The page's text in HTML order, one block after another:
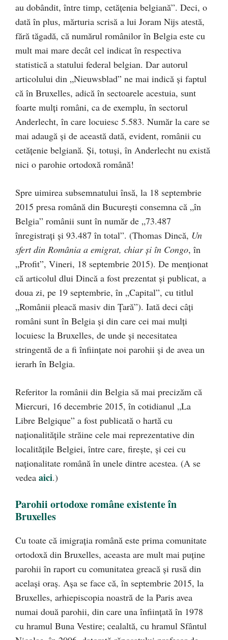
au dobândit, între timp, cetățenia belgiană”. Deci, o
dată în plus, mărturia scrisă a lui Joram Nijs atestă,
fără tăgadă, că numărul românilor în Belgia este cu
mult mai mare decât cel indicat în respectiva
statistică a statului federal belgian. Dar autorul
articolului din „Nieuwsblad” ne mai indică și faptul
că în Bruxelles, adică în sectoarele acestuia, sunt
foarte mulți români, ca de exemplu, în sectorul
Anderlecht, în care locuiesc 5.583. Număr la care se
mai adaugă și de această dată, evident, românii cu
cetățenie belgiană. Și, totuși, în Anderlecht nu există
nici o parohie ortodoxă română!
Spre uimirea subsemnatului însă, la 18 septembrie
2015 presa română din București consemna că „în
Belgia” românii sunt în număr de „73.487
înregistrați și 93.487 în total”. (Thomas Dincă, Un
sfert din România a emigrat, chiar și în Congo, în
„Profit”, Vineri, 18 septembrie 2015). De menționat
că articolul dlui Dincă a fost prezentat și publicat, a
doua zi, pe 19 septembrie, în „Capital”, cu titlul
„Românii pleacă masiv din Țară”). Iată deci câți
români sunt în Belgia și din care cei mai mulți
locuiesc la Bruxelles, de unde și necesitatea
stringentă de a fi înființate noi parohii și de avea un
ierarh în Belgia.
Referitor la românii din Belgia să mai precizăm că
Miercuri, 16 decembrie 2015, în cotidianul „La
Libre Belgique” a fost publicată o hartă cu
naţionalităţile străine cele mai reprezentative din
localităţile Belgiei, între care, fireşte, şi cei cu
naţionalitate română în unele dintre acestea. (A se
vedea aici.)
Parohii ortodoxe române existente în
Bruxelles
Cu toate că imigrația română este prima comunitate
ortodoxă din Bruxelles, aceasta are mult mai puține
parohii în raport cu comunitatea greacă și rusă din
același oraș. Așa se face că, în septembrie 2015, la
Bruxelles, arhiepiscopia noastră de la Paris avea
numai două parohii, din care una înființată în 1978
cu hramul Buna Vestire; cealaltă, cu hramul Sfântul